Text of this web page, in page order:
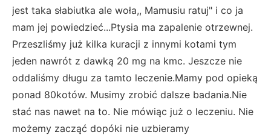
jest taka słabiutka ale woła,, Mamusiu ratuj" i co ja
mam jej powiedzieć...Ptysia ma zapalenie otrzewnej.
Przeszliśmy już kilka kuracji z innymi kotami tym
jeden nawrót z dawką 20 mg na kmc. Jeszcze nie
oddaliśmy długu za tamto leczenie.Mamy pod opieką
ponad 80kotów. Musimy zrobić dalsze badania.Nie
stać nas nawet na to. Nie mówiąc już o leczeniu. Nie
możemy zacząć dopóki nie uzbieramy